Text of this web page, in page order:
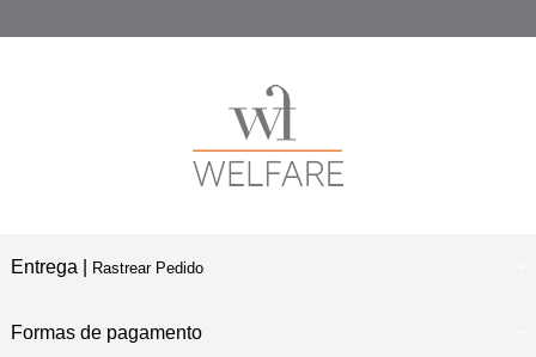
Entrega | Rastrear Pedido
Formas de pagamento